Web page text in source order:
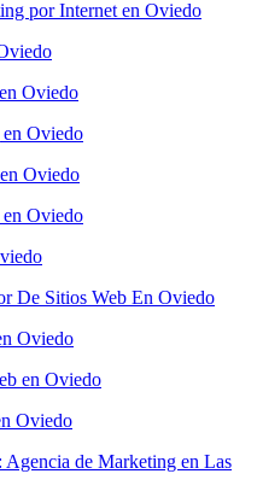
por Internet en Oviedo
Oviedo
Oviedo
Oviedo
Oviedo
De Sitios Web En Oviedo
Oviedo
en Oviedo
Oviedo
de Marketing en Las